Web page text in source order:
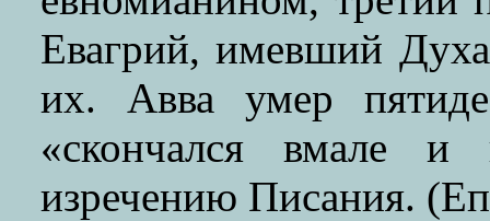
Евагрий, имевший
их. Авва умер
«скончался вмале и
изречению Писания.